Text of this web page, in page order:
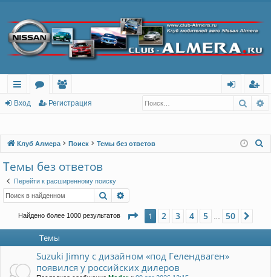
с
лк
о
м
ол
ов
ел
и
ег
тр
Вход Регистрация
Клуб Алмера Поиск Темы без ответов
Темы без ответов
Перейти к расширенному поиску
Поиск
Найдено более 1000 результатов Страница из 50
1 2 3 4 5 50
Темы
Suzuki Jimny с дизайном «под Гелендваген»
появился у российских дилеров